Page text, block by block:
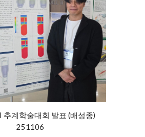
추계학술대회 발표 (배성종)
251106